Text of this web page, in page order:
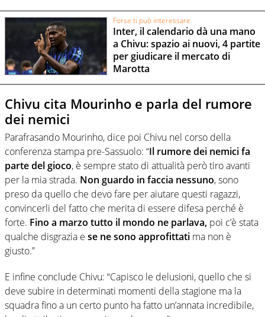
Forse ti può interessare
Inter, il calendario dà una mano
a Chivu: spazio ai nuovi, 4 partite
per giudicare il mercato di
Marotta
Chivu cita Mourinho e parla del rumore
dei nemici
Parafrasando Mourinho, dice poi Chivu nel corso della
conferenza stampa pre-Sassuolo: “Il rumore dei nemici fa
parte del gioco, è sempre stato di attualità però tiro avanti
per la mia strada. Non guardo in faccia nessuno, sono
preso da quello che devo fare per aiutare questi ragazzi,
convincerli del fatto che merita di essere difesa perché è
forte. Fino a marzo tutto il mondo ne parlava, poi c’è stata
qualche disgrazia e se ne sono approfittati ma non è
giusto.”
E infine conclude Chivu: “Capisco le delusioni, quello che si
deve subire in determinati momenti della stagione ma la
squadra fino a un certo punto ha fatto un’annata incredibile,